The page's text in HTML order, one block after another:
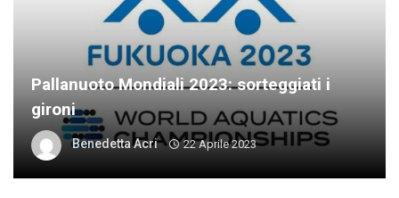
Pallanuoto Mondiali 2023: sorteggiati i
gironi
Benedetta Acri 22 Aprile 2023